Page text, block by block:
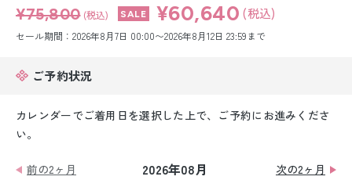
¥75,800 (税込) ¥60,640 (税込)
セール期間：2026年8月7日 00:00〜2026年8月12日 23:59まで
ご予約状況
カレンダーでご着用日を選択した上で、ご予約にお進みくださ
い。
前の2ヶ月 2026年08月
次の2ヶ月